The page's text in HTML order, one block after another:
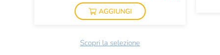
AGGIUNGI
Scopri la selezione